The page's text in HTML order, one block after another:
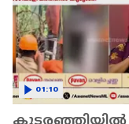
കൂടരഞ്ഞിയിൽ
01:10